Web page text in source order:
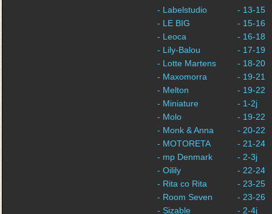
- Labelstudio
- LE BIG
- Leoca
- Lily-Balou
- Lotte Martens
- Maxomorra
- Melton
- Miniature
- Molo
- Monk & Anna
- MOTORETA
- mp Denmark
- Oilily
- Rita co Rita
- Room Seven
- Sizable
- 13-15
- 15-16
- 16-18
- 17-19
- 18-20
- 19-21
- 19-22
- 1-2j
- 19-22
- 20-22
- 21-24
- 2-3j
- 22-24
- 23-25
- 23-26
- 2-4j